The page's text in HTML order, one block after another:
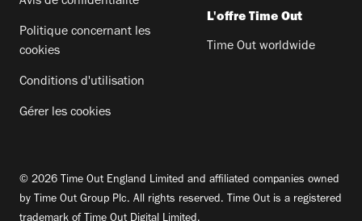
Politique concernant les
cookies
Conditions d'utilisation
Gérer les cookies
L'offre Time Out
Time Out worldwide
© 2026 Time Out England Limited and affiliated companies owned
by Time Out Group Plc. All rights reserved. Time Out is a registered